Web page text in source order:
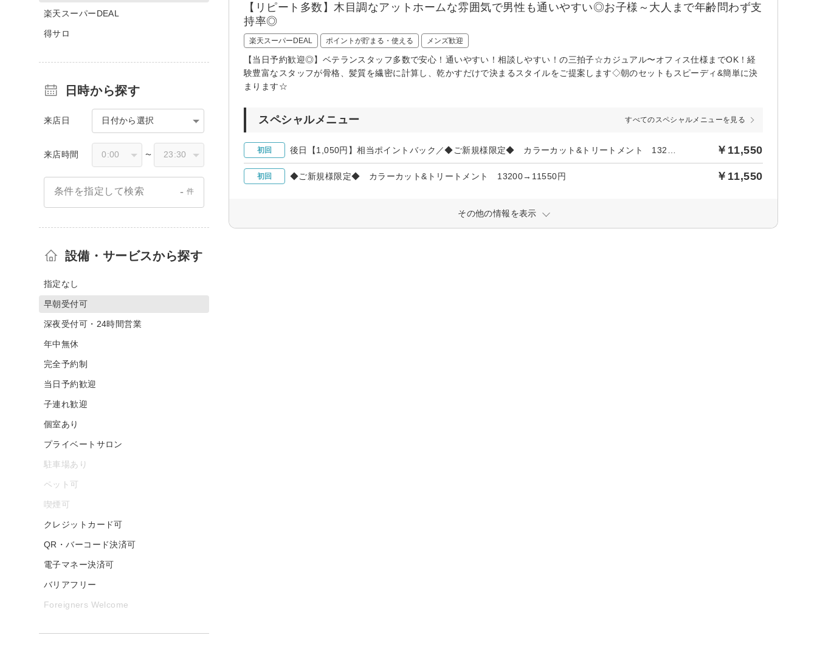
【リピート多数】木目調なアットホームな雰囲気で男性も通いやすい◎お子様～大人まで年齢問わず支
持率◎
楽天スーパーDEAL ポイントが貯まる・使える メンズ歓迎
【当日予約歓迎◎】ベテランスタッフ多数で安心！通いやすい！相談しやすい！の三拍子☆カジュアル〜オフィス仕様までOK！経
験豊富なスタッフが骨格、髪質を繊密に計算し、乾かすだけで決まるスタイルをご提案します◇朝のセットもスピーディ&簡単に決
まります☆
スペシャルメニュー すべてのスペシャルメニューを見る
初回 ￥11,550
初回 ◆ご新規様限定◆ カラーカット&トリートメント 13200→11550円 ￥11,550
その他の情報を表示
楽天スーパーDEAL
得サロ
日時から探す
来店日 日付から選択
来店時間 〜
条件を指定して検索 - 件
設備・サービスから探す
指定なし
早朝受付可
深夜受付可・24時間営業
年中無休
完全予約制
当日予約歓迎
子連れ歓迎
個室あり
プライベートサロン
駐車場あり
ペット可
喫煙可
クレジットカード可
QR・バーコード決済可
電子マネー決済可
バリアフリー
Foreigners Welcome